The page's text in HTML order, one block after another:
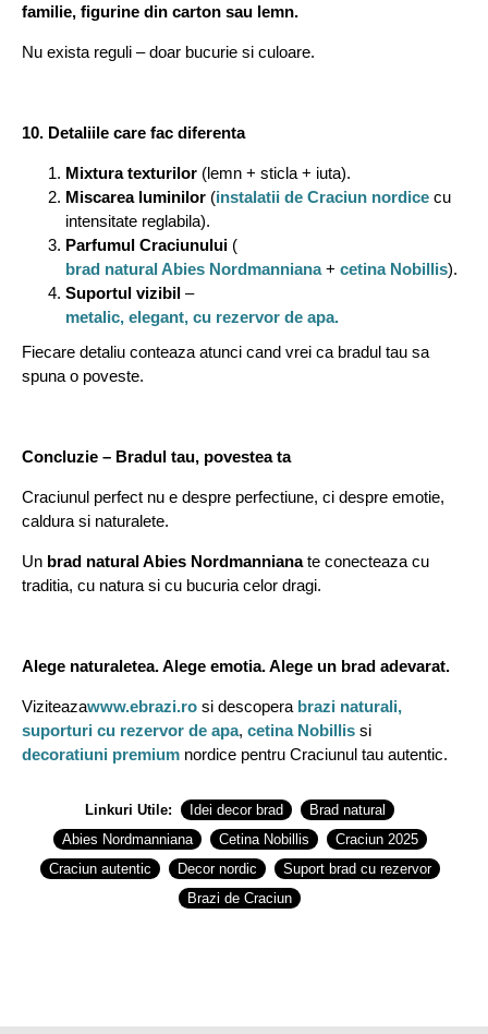
familie, figurine din carton sau lemn.
Nu exista reguli – doar bucurie si culoare.
10. Detaliile care fac diferenta
Mixtura texturilor (lemn + sticla + iuta).
Miscarea luminilor (instalatii de Craciun nordice cu
intensitate reglabila).
Parfumul Craciunului (
brad natural Abies Nordmanniana+ cetina Nobillis).
Suportul vizibil –
metalic, elegant, cu rezervor de apa.
Fiecare detaliu conteaza atunci cand vrei ca bradul tau sa
spuna o poveste.
Concluzie – Bradul tau, povestea ta
Craciunul perfect nu e despre perfectiune, ci despre emotie,
caldura si naturalete.
Un brad natural Abies Nordmannianate conecteaza cu
traditia, cu natura si cu bucuria celor dragi.
Alege naturaletea. Alege emotia. Alege un brad adevarat.
Viziteazawww.ebrazi.ro si descopera brazi naturali,
suporturi cu rezervor de apa, cetina Nobillis si
decoratiuni premium nordice pentru Craciunul tau autentic.
Linkuri Utile: Idei decor brad
Brad natural
Abies Nordmanniana
Cetina Nobillis
Craciun 2025
Craciun autentic
Decor nordic
Suport brad cu rezervor
Brazi de Craciun